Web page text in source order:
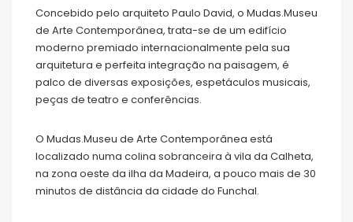
Concebido pelo arquiteto Paulo David, o Mudas.Museu
de Arte Contemporânea, trata-se de um edifício
moderno premiado internacionalmente pela sua
arquitetura e perfeita integração na paisagem, é
palco de diversas exposições, espetáculos musicais,
peças de teatro e conferências.
O Mudas.Museu de Arte Contemporânea está
localizado numa colina sobranceira à vila da Calheta,
na zona oeste da ilha da Madeira, a pouco mais de 30
minutos de distância da cidade do Funchal.